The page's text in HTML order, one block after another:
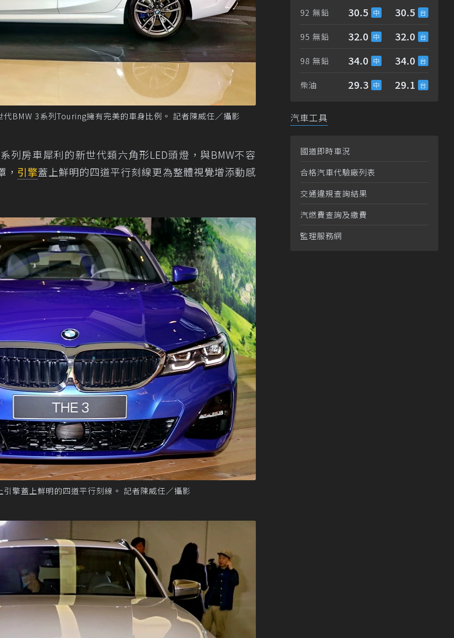
BMW 3系列Touring擁有完美的車身比例。 記者陳威任／攝影
列房車犀利的新世代類六角形LED頭燈，與BMW不容
， 引擎蓋上鮮明的四道平行刻線更為整體視覺增添動感
擎蓋上鮮明的四道平行刻線。 記者陳威任／攝影
92 無鉛 30.5 30.5
95 無鉛 32.0 32.0
98 無鉛 34.0 34.0
柴油 29.3 29.1
汽車工具
國道即時車況
合格汽車代驗廠列表
交通違規查詢結果
汽燃費查詢及繳費
監理服務網